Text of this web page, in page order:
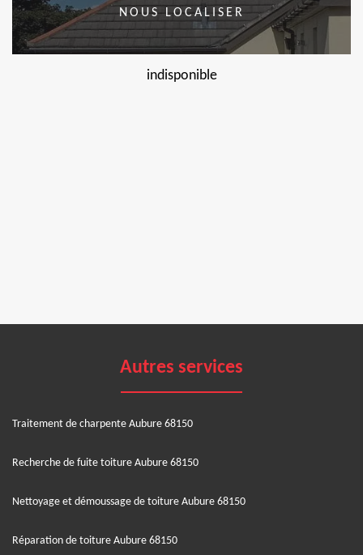
NOUS LOCALISER
indisponible
Autres services
Traitement de charpente Aubure 68150
Recherche de fuite toiture Aubure 68150
Nettoyage et démoussage de toiture Aubure 68150
Réparation de toiture Aubure 68150